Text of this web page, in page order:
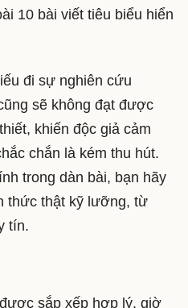
10 bài viết tiêu biểu hiển
đi sự nghiên cứu
sẽ không đạt được
khiến độc giả cảm
chắn là kém thu hút.
trong dàn bài, bạn hãy
thức thật kỹ lưỡng, từ
tín.
sắp xếp hợp lý, giờ